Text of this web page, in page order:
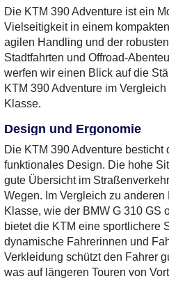
Die KTM 390 Adventure ist ein
Vielseitigkeit in einem
agilen Handling und der
Stadtfahrten und Offroad-
werfen wir einen Blick auf die
KTM 390 Adventure im
Klasse.
Design und Ergonomie
Die KTM 390 Adventure besticht
funktionales Design. Die hohe
gute Übersicht im
Wegen. Im Vergleich zu
Klasse, wie der BMW G 310 GS
bietet die KTM eine sportlichere
dynamische Fahrerinnen und
Verkleidung schützt den Fahrer
was auf längeren Touren von